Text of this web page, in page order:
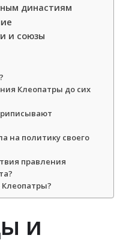
династиям
и союзы
Клеопатры до сих
на политику своего
правления
и